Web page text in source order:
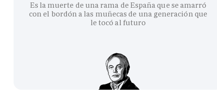
Es la muerte de una rama de España que se amarró
con el bordón a las muñecas de una generación que
le tocó al futuro